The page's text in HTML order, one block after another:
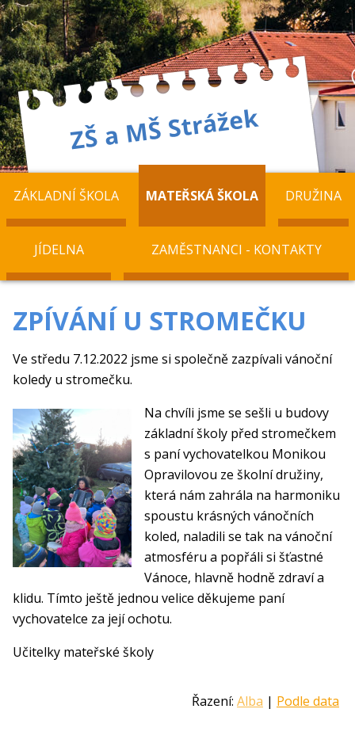
ZÁKLADNÍ ŠKOLA MATEŘSKÁ ŠKOLA DRUŽINA
JÍDELNA ZAMĚSTNANCI - KONTAKTY
ZPÍVÁNÍ U STROMEČKU
Ve středu 7.12.2022 jsme si společně zazpívali vánoční
koledy u stromečku.
Na chvíli jsme se sešli u budovy
základní školy před stromečkem
s paní vychovatelkou Monikou
Opravilovou ze školní družiny,
která nám zahrála na harmoniku
spoustu krásných vánočních
koled, naladili se tak na vánoční
atmosféru a popřáli si šťastné
Vánoce, hlavně hodně zdraví a
klidu. Tímto ještě jednou velice děkujeme paní
vychovatelce za její ochotu.
Učitelky mateřské školy
Řazení: Alba | Podle data